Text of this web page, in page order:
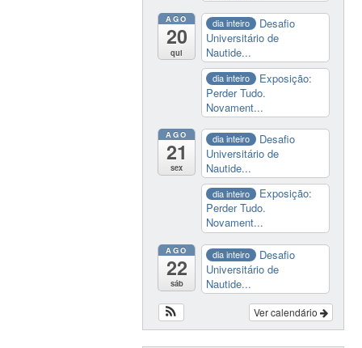
AGO
20
qui
dia inteiro
Desafio
Universitário de
Nautide...
dia inteiro
Exposição:
Perder Tudo.
Novament...
AGO
21
sex
dia inteiro
Desafio
Universitário de
Nautide...
dia inteiro
Exposição:
Perder Tudo.
Novament...
AGO
22
sáb
dia inteiro
Desafio
Universitário de
Nautide...
Ver calendário